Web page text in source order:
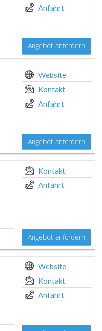
Anfahrt
Angebot anfordern
Website
Kontakt
Anfahrt
Angebot anfordern
Kontakt
Anfahrt
Angebot anfordern
Website
Kontakt
Anfahrt